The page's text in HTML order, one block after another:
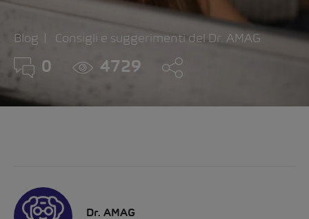
Blog Consigli e suggerimenti del Dr. AMAG
0 4729
Dr. AMAG